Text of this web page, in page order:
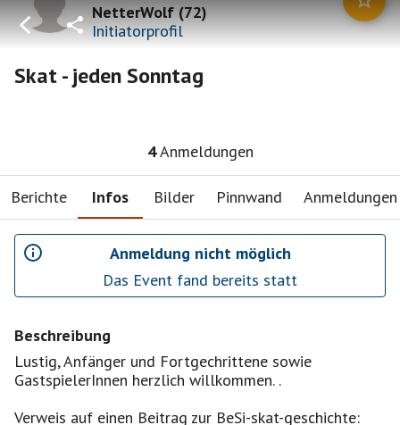
NetterWolf(72)
Initiatorprofil
Skat - jeden Sonntag
4Anmeldungen
Berichte Infos Bilder Pinnwand Anmeldungen
Anmeldung nicht möglich
Das Event fand bereits statt
Beschreibung
Lustig, Anfänger und Fortgechrittene sowie
GastspielerInnen herzlich willkommen. .